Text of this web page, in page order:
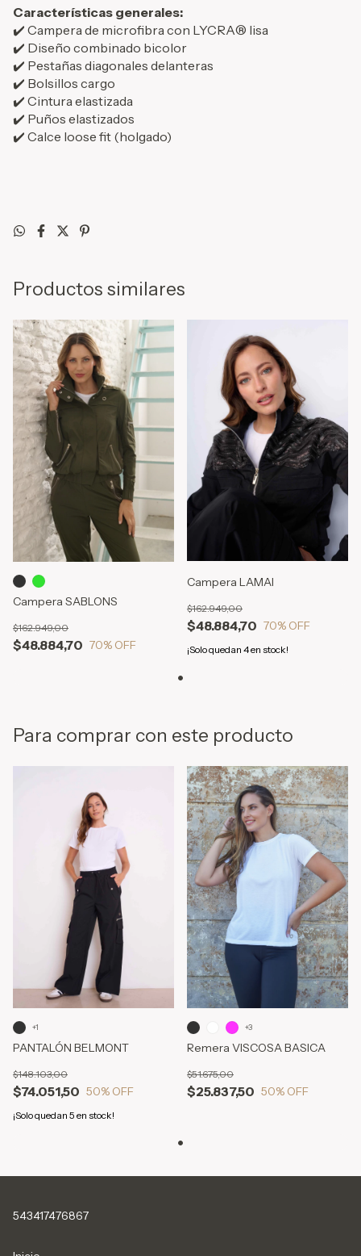
Características generales:
✔️ Campera de microfibra con LYCRA® lisa
✔️ Diseño combinado bicolor
✔️ Pestañas diagonales delanteras
✔️ Bolsillos cargo
✔️ Cintura elastizada
✔️ Puños elastizados
✔️ Calce loose fit (holgado)
Productos similares
Campera SABLONS
$48.884,70
$162.949,00
70% OFF
Campera LAMAI
$48.884,70
$162.949,00
70% OFF
¡Solo quedan 4en stock!
Para comprar con este producto
PANTALÓN BELMONT
$74.051,50
$148.103,00
50% OFF
¡Solo quedan 5 en stock!
+1
Remera VISCOSA BASICA
$25.837,50
$51.675,00
50% OFF
+3
543417476867